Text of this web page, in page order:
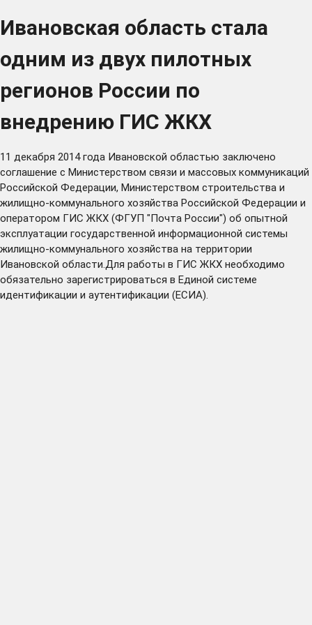
Ивановская область стала
одним из двух пилотных
регионов России по
внедрению ГИС ЖКХ
11 декабря 2014 года Ивановской областью заключено
соглашение с Министерством связи и массовых коммуникаций
Российской Федерации, Министерством строительства и
жилищно-коммунального хозяйства Российской Федерации и
оператором ГИС ЖКХ (ФГУП "Почта России") об опытной
эксплуатации государственной информационной системы
жилищно-коммунального хозяйства на территории
Ивановской области.Для работы в ГИС ЖКХ необходимо
обязательно зарегистрироваться в Единой системе
идентификации и аутентификации (ЕСИА).